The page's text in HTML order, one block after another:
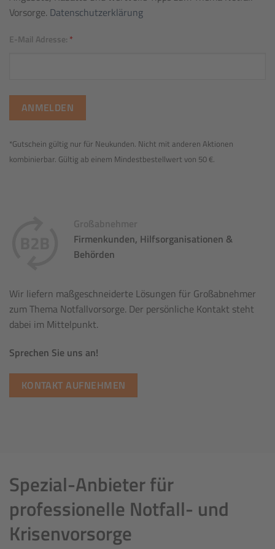
Vorsorge. Datenschutzerklärung
E-Mail Adresse: *
*Gutschein gültig nur für Neukunden. Nicht mit anderen Aktionen
kombinierbar. Gültig ab einem Mindestbestellwert von 50 €.
Großabnehmer
Firmenkunden, Hilfsorganisationen &
Behörden
Wir liefern maßgeschneiderte Lösungen für Großabnehmer
zum Thema Notfallvorsorge. Der persönliche Kontakt steht
dabei im Mittelpunkt.
Sprechen Sie uns an!
KONTAKT AUFNEHMEN
Spezial-Anbieter für
professionelle Notfall- und
Krisenvorsorge